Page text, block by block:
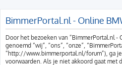
BimmerPortal.nl - Online
Door het bezoeken van “BimmerPortal.nl -
genoemd “wij”, “ons”, “onze”,
“http://www.bimmerportal.nl/forum”), ga
voorwaarden. Als je niet akkoord gaat met